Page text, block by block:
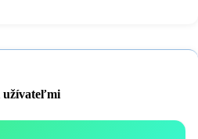
užívateľmi